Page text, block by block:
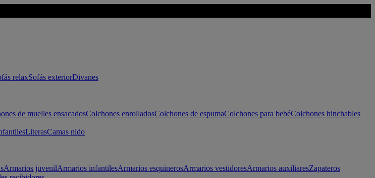
relaxSofás exteriorDivanes
de muelles ensacadosColchones enrolladosColchones de espumaColchones para bebéColchones hinchables
LiterasCamas nido
Armarios juvenilArmarios infantilesArmarios esquinerosArmarios vestidoresArmarios auxiliaresZapateros